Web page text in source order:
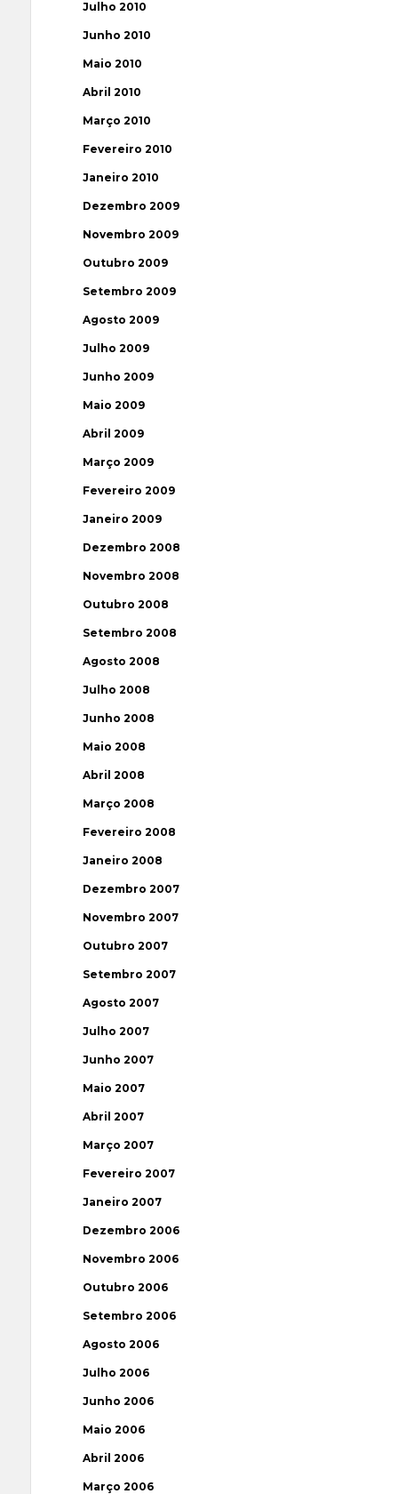
Julho 2010
Junho 2010
Maio 2010
Abril 2010
Março 2010
Fevereiro 2010
Janeiro 2010
Dezembro 2009
Novembro 2009
Outubro 2009
Setembro 2009
Agosto 2009
Julho 2009
Junho 2009
Maio 2009
Abril 2009
Março 2009
Fevereiro 2009
Janeiro 2009
Dezembro 2008
Novembro 2008
Outubro 2008
Setembro 2008
Agosto 2008
Julho 2008
Junho 2008
Maio 2008
Abril 2008
Março 2008
Fevereiro 2008
Janeiro 2008
Dezembro 2007
Novembro 2007
Outubro 2007
Setembro 2007
Agosto 2007
Julho 2007
Junho 2007
Maio 2007
Abril 2007
Março 2007
Fevereiro 2007
Janeiro 2007
Dezembro 2006
Novembro 2006
Outubro 2006
Setembro 2006
Agosto 2006
Julho 2006
Junho 2006
Maio 2006
Abril 2006
Março 2006